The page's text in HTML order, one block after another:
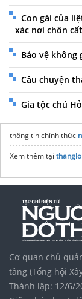
Con gái của
xác nơi chôn
Bảo vệ không
Câu chuyện
Gia tộc chú
thông tin chính thức
Xem thêm tại
Cơ quan chủ
tầng (Tổng hội
Thành lập: 12/6/